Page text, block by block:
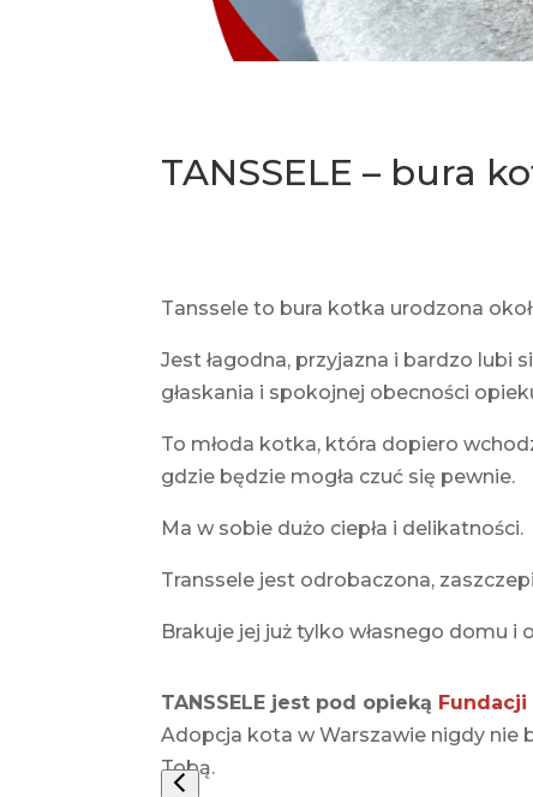
TANSSELE – bura
Tanssele to bura kotka urodzona
Jest łagodna, przyjazna i bardzo lubi
głaskania i spokojnej obecności
To młoda kotka, która dopiero
gdzie będzie mogła czuć się pewnie.
Ma w sobie dużo ciepła i delikatności.
Transsele jest odrobaczona,
Brakuje jej już tylko własnego domu
TANSSELE jest pod opieką Fundacji
Adopcja kota w Warszawie nigdy nie
Tobą.